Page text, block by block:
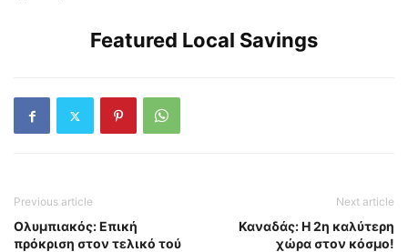
Featured Local Savings
Previous article
Ολυμπιακός: Επική
πρόκριση στον τελικό τού
Next article
Καναδάς: Η 2η καλύτερη
χώρα στον κόσμο!